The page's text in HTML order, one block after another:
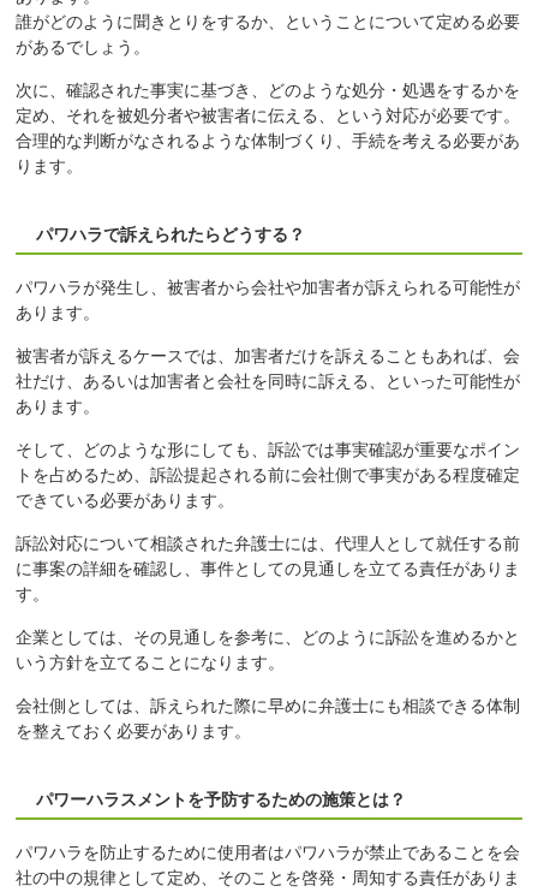
誰がどのように聞きとりをするか、ということについて定める必要
があるでしょう。
次に、確認された事実に基づき、どのような処分・処遇をするかを
定め、それを被処分者や被害者に伝える、という対応が必要です。
合理的な判断がなされるような体制づくり、手続を考える必要があ
ります。
パワハラで訴えられたらどうする？
パワハラが発生し、被害者から会社や加害者が訴えられる可能性が
あります。
被害者が訴えるケースでは、加害者だけを訴えることもあれば、会
社だけ、あるいは加害者と会社を同時に訴える、といった可能性が
あります。
そして、どのような形にしても、訴訟では事実確認が重要なポイン
トを占めるため、訴訟提起される前に会社側で事実がある程度確定
できている必要があります。
訴訟対応について相談された弁護士には、代理人として就任する前
に事案の詳細を確認し、事件としての見通しを立てる責任がありま
す。
企業としては、その見通しを参考に、どのように訴訟を進めるかと
いう方針を立てることになります。
会社側としては、訴えられた際に早めに弁護士にも相談できる体制
を整えておく必要があります。
パワーハラスメントを予防するための施策とは？
パワハラを防止するために使用者はパワハラが禁止であることを会
社の中の規律として定め、そのことを啓発・周知する責任がありま